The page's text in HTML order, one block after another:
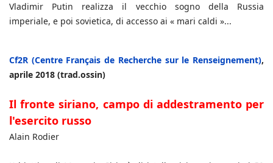
Vladimir Putin realizza il vecchio sogno della Russia
imperiale, e poi sovietica, di accesso ai « mari caldi »...
Cf2R (Centre Français de Recherche sur le Renseignement),
aprile 2018 (trad.ossin)
Il fronte siriano, campo di addestramento per
l'esercito russo
Alain Rodier